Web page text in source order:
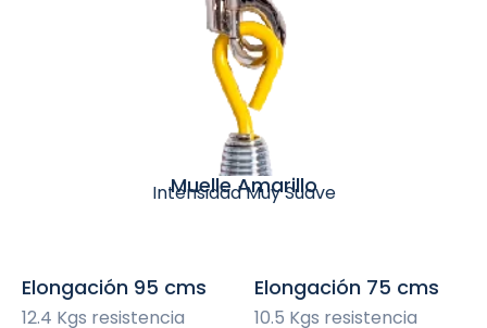
Muelle Amarillo
Intensidad Muy Suave
Elongación 95 cms
12.4 Kgs resistencia
Elongación 75 cms
10.5 Kgs resistencia